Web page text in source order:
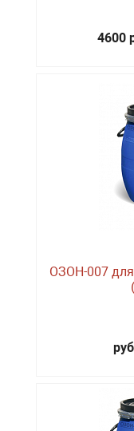
4600
ОЗОН-007